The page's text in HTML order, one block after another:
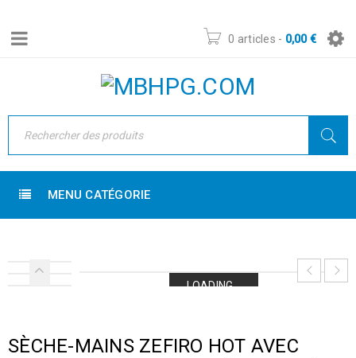
0 articles - 0,00€
MENU CATÉGORIE
LOADING...
LOADING...
LOADING...
LOADING...
SÈCHE-MAINS ZEFIRO HOT AVEC